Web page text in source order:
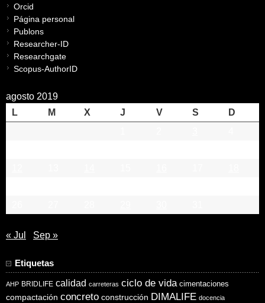
Orcid
Página personal
Publons
Researcher-ID
Researchgate
Scopus-AuthorID
agosto 2019
L
M X J V S
D
« Jul Sep »
Etiquetas
AHP BRIDLIFE calidad carreteras ciclo de vida cimentaciones
compactación concreto construcción DIMALIFE docencia